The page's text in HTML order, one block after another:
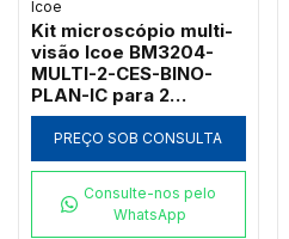
Icoe
Kit microscópio multi-
visão Icoe BM3204-
MULTI-2-CES-BINO-
PLAN-IC para 2
observadores com
campo escuro a seco e
objetivas
PREÇO SOB CONSULTA
Consulte-nos pelo
WhatsApp